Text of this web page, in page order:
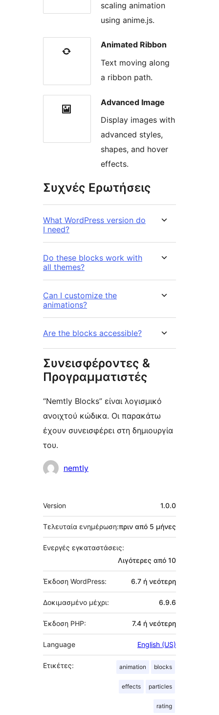
scaling animation
using anime.js.
Animated Ribbon
Text moving along
a ribbon path.
Advanced Image
Display images with
advanced styles,
shapes, and hover
effects.
Συχνές Ερωτήσεις
What WordPress version do
I need?
Do these blocks work with
all themes?
Can I customize the
animations?
Are the blocks accessible?
Συνεισφέροντες &
Προγραμματιστές
“Nemtly Blocks” είναι λογισμικό
ανοιχτού κώδικα. Οι παρακάτω
έχουν συνεισφέρει στη δημιουργία
του.
Συντελεστές
nemtly
Μεταστοιχεία
Version 1.0.0
Τελευταία ενημέρωση:πριν από 5 μήνες
Ενεργές εγκαταστάσεις:
Λιγότερες από 10
Έκδοση WordPress: 6.7 ή νεότερη
Δοκιμασμένο μέχρι: 6.9.6
Έκδοση PHP: 7.4 ή νεότερη
Language English (US)
Ετικέτες: animation blocks
effects particles
rating